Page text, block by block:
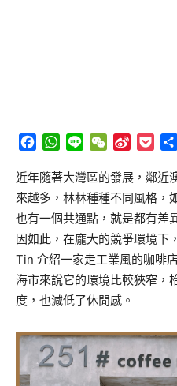
Facebook
WhatsApp
Line WeChat
Sina
近年隨著大灣區的發展，鄰近
來越多，林林種種不同風格，
也有一個共通點，就是都有差
因如此，在龐大的競爭環境下
Tin 介紹一家走工業風的咖啡
海市來說它的環境比較狹窄，
度，也減低了休閒感。